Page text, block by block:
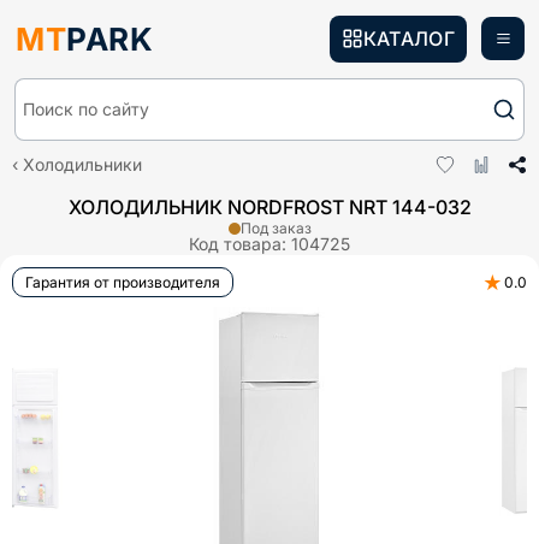
MTPARK
Поиск по сайту
КАТАЛОГ
Холодильники
ХОЛОДИЛЬНИК NORDFROST NRT 144-032
Код товара: 104725
Под заказ
Гарантия от производителя ★ 0.0